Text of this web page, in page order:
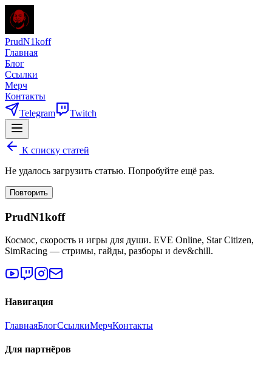
PrudN1koff
Главная
Блог
Ссылки
Мерч
Контакты
Telegram
Twitch
К списку статей
Не удалось загрузить статью. Попробуйте ещё раз.
Повторить
PrudN1koff
Космос, скорость и игры для души. EVE Online, Star Citizen,
SimRacing — стримы, гайды, разборы и dev&chill.
Навигация
ГлавнаяБлогСсылкиМерчКонтакты
Для партнёров